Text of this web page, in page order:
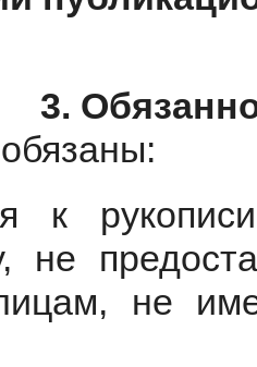
3.
к
не
не